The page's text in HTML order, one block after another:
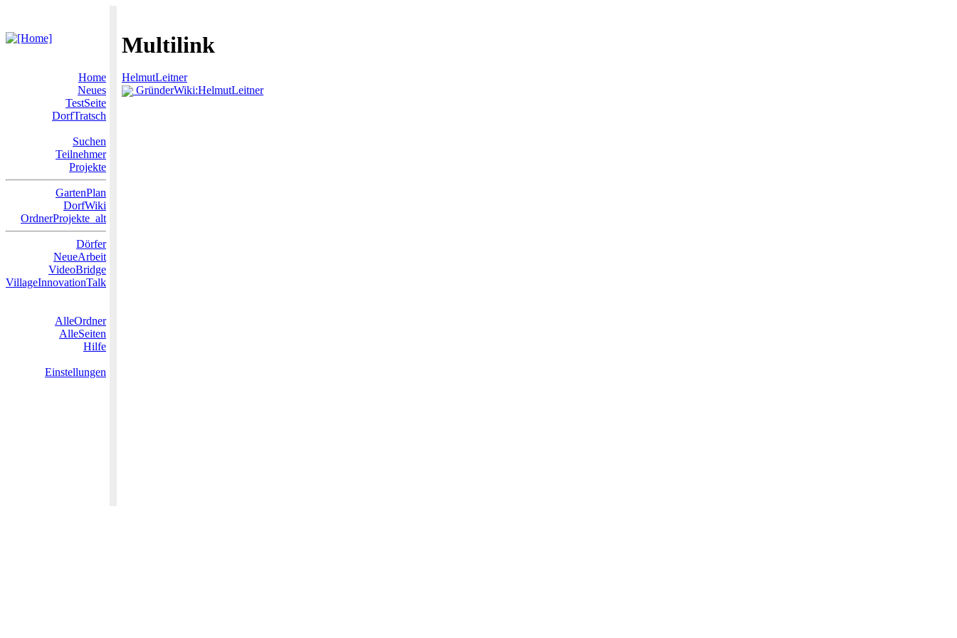
Multilink
Home
Neues
TestSeite
DorfTratsch
Suchen
Teilnehmer
Projekte
GartenPlan
DorfWiki
OrdnerProjekte_alt
Dörfer
NeueArbeit
VideoBridge
VillageInnovationTalk
AlleOrdner
AlleSeiten
Hilfe
Einstellungen
HelmutLeitner
GründerWiki:HelmutLeitner